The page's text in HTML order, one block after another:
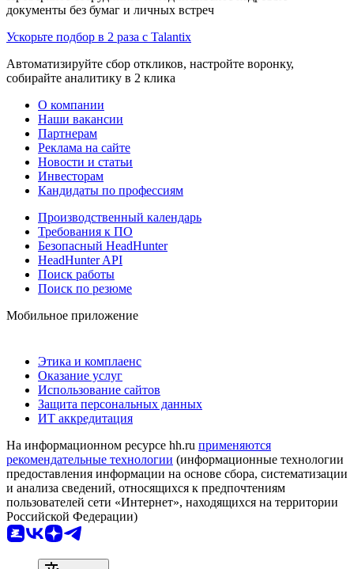
документы без бумаг и личных встреч
Ускорьте подбор в 2 раза с Talantix
Автоматизируйте сбор откликов, настройте воронку,
собирайте аналитику в 2 клика
О компании
Наши вакансии
Партнерам
Реклама на сайте
Новости и статьи
Инвесторам
Кандидаты по профессиям
Производственный календарь
Требования к ПО
Безопасный HeadHunter
HeadHunter API
Поиск работы
Поиск по резюме
Мобильное приложение
Этика и комплаенс
Оказание услуг
Использование сайтов
Защита персональных данных
ИТ аккредитация
На информационном ресурсе hh.ru применяются
рекомендательные технологии (информационные технологии
предоставления информации на основе сбора, систематизации
и анализа сведений, относящихся к предпочтениям
пользователей сети «Интернет», находящихся на территории
Российской Федерации)